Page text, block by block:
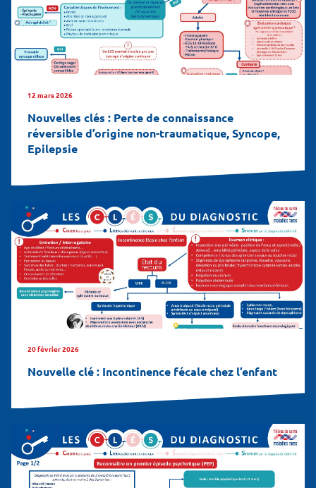
12 mars 2026
Nouvelles clés : Perte de connaissance
réversible d’origine non-traumatique, Syncope,
Epilepsie
20 février 2026
Nouvelle clé : Incontinence fécale chez l’enfant